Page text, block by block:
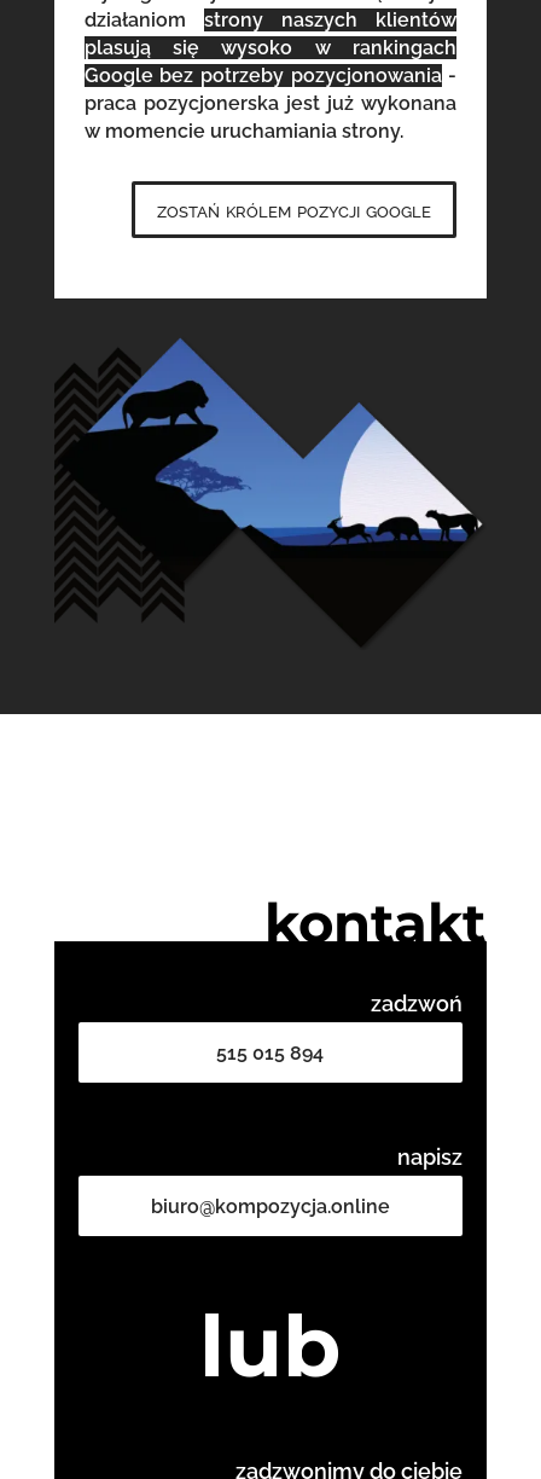
działaniom strony naszych klientów
plasują się wysoko w rankingach
Google bez potrzeby pozycjonowania-
praca pozycjonerska jest już wykonana
w momencie uruchamiania strony.
zostań królem pozycji google
kontakt
zadzwoń
515 015 894
napisz
biuro@kompozycja.online
lub
zadzwonimy do ciebie